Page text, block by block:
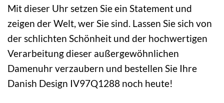
Mit dieser Uhr setzen Sie ein Statement und
zeigen der Welt, wer Sie sind. Lassen Sie sich von
der schlichten Schönheit und der hochwertigen
Verarbeitung dieser außergewöhnlichen
Damenuhr verzaubern und bestellen Sie Ihre
Danish Design IV97Q1288 noch heute!